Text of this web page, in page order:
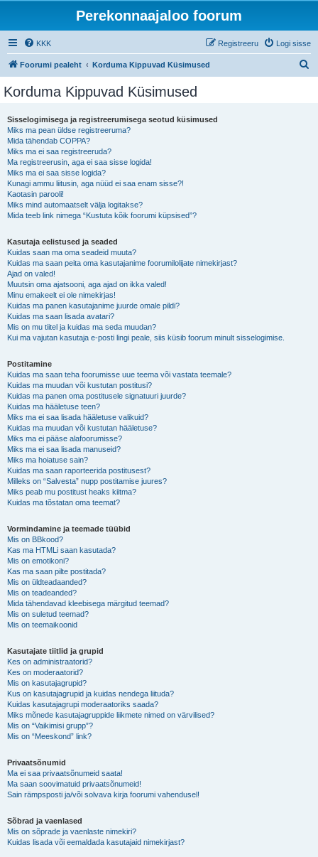
Perekonnaajaloo foorum
KKK Logi sisse
Registreeru
Foorumi pealeht Korduma Kippuvad Küsimused
Korduma Kippuvad Küsimused
Sisselogimisega ja registreerumisega seotud küsimused
Miks ma pean üldse registreeruma?
Mida tähendab COPPA?
Miks ma ei saa registreeruda?
Ma registreerusin, aga ei saa sisse logida!
Miks ma ei saa sisse logida?
Kunagi ammu liitusin, aga nüüd ei saa enam sisse?!
Kaotasin parooli!
Miks mind automaatselt välja logitakse?
Mida teeb link nimega “Kustuta kõik foorumi küpsised”?
Kasutaja eelistused ja seaded
Kuidas saan ma oma seadeid muuta?
Kuidas ma saan peita oma kasutajanime foorumilolijate nimekirjast?
Ajad on valed!
Muutsin oma ajatsooni, aga ajad on ikka valed!
Minu emakeelt ei ole nimekirjas!
Kuidas ma panen kasutajanime juurde omale pildi?
Kuidas ma saan lisada avatari?
Mis on mu tiitel ja kuidas ma seda muudan?
Kui ma vajutan kasutaja e-posti lingi peale, siis küsib foorum minult sisselogimise.
Postitamine
Kuidas ma saan teha foorumisse uue teema või vastata teemale?
Kuidas ma muudan või kustutan postitusi?
Kuidas ma panen oma postitusele signatuuri juurde?
Kuidas ma hääletuse teen?
Miks ma ei saa lisada hääletuse valikuid?
Kuidas ma muudan või kustutan hääletuse?
Miks ma ei pääse alafoorumisse?
Miks ma ei saa lisada manuseid?
Miks ma hoiatuse sain?
Kuidas ma saan raporteerida postitusest?
Milleks on “Salvesta” nupp postitamise juures?
Miks peab mu postitust heaks kiitma?
Kuidas ma tõstatan oma teemat?
Vormindamine ja teemade tüübid
Mis on BBkood?
Kas ma HTMLi saan kasutada?
Mis on emotikoni?
Kas ma saan pilte postitada?
Mis on üldteadaanded?
Mis on teadeanded?
Mida tähendavad kleebisega märgitud teemad?
Mis on suletud teemad?
Mis on teemaikoonid
Kasutajate tiitlid ja grupid
Kes on administraatorid?
Kes on moderaatorid?
Mis on kasutajagrupid?
Kus on kasutajagrupid ja kuidas nendega liituda?
Kuidas kasutajagrupi moderaatoriks saada?
Miks mõnede kasutajagruppide liikmete nimed on värvilised?
Mis on “Vaikimisi grupp”?
Mis on “Meeskond” link?
Privaatsõnumid
Ma ei saa privaatsõnumeid saata!
Ma saan soovimatuid privaatsõnumeid!
Sain rämpsposti ja/või solvava kirja foorumi vahendusel!
Sõbrad ja vaenlased
Mis on sõprade ja vaenlaste nimekiri?
Kuidas lisada või eemaldada kasutajaid nimekirjast?